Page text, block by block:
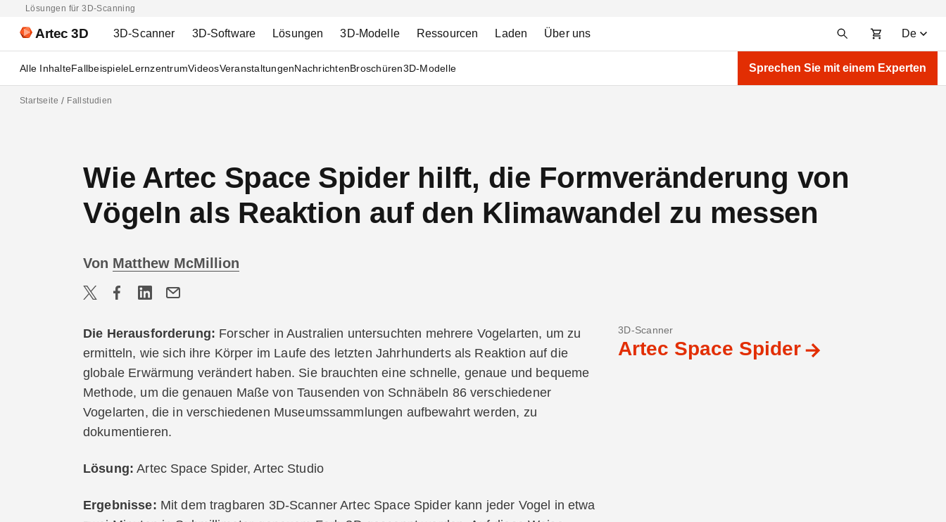
Lösungen für 3D-Scanning
Artec 3D 3D-Scanner 3D-Software Lösungen 3D-Modelle Ressourcen Laden Über uns De
Alle InhalteFallbeispieleLernzentrumVideosVeranstaltungenNachrichtenBroschüren3D-Modelle Sprechen Sie mit einem Experten
Startseite Fallstudien
Wie Artec Space Spider hilft, die Formveränderung von
Vögeln als Reaktion auf den Klimawandel zu messen
Von Matthew McMillion
3D-Scanner
Artec Space Spider
Die Herausforderung: Forscher in Australien untersuchten mehrere Vogelarten, um zu
ermitteln, wie sich ihre Körper im Laufe des letzten Jahrhunderts als Reaktion auf die
globale Erwärmung verändert haben. Sie brauchten eine schnelle, genaue und bequeme
Methode, um die genauen Maße von Tausenden von Schnäbeln 86 verschiedener
Vogelarten, die in verschiedenen Museumssammlungen aufbewahrt werden, zu
dokumentieren.
Lösung: Artec Space Spider, Artec Studio
Ergebnisse: Mit dem tragbaren 3D-Scanner Artec Space Spider kann jeder Vogel in etwa